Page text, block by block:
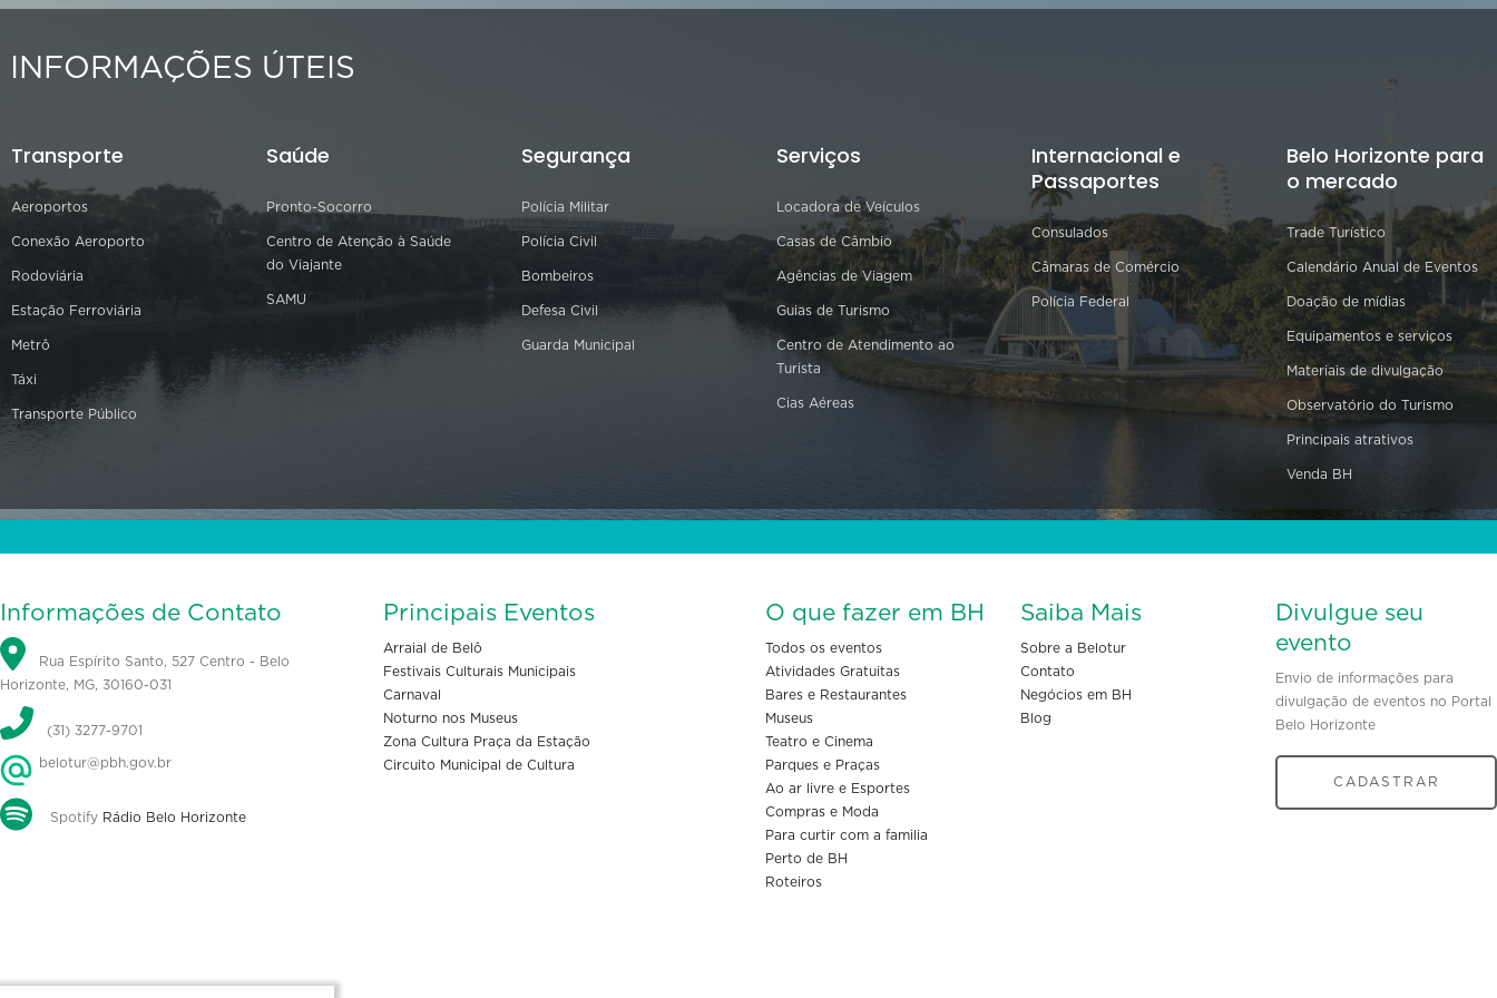
INFORMAÇÕES ÚTEIS
Transporte
Aeroportos
Conexão Aeroporto
Rodoviária
Estação Ferroviária
Metrô
Táxi
Transporte Público
Saúde
Pronto-Socorro
Centro de Atenção à Saúde
do Viajante
SAMU
Segurança
Polícia Militar
Polícia Civil
Bombeiros
Defesa Civil
Guarda Municipal
Serviços
Locadora de Veículos
Casas de Câmbio
Agências de Viagem
Guias de Turismo
Centro de Atendimento ao
Turista
Cias Aéreas
Internacional e
Passaportes
Consulados
Câmaras de Comércio
Polícia Federal
Belo Horizonte para
o mercado
Trade Turístico
Calendário Anual de Eventos
Doação de mídias
Equipamentos e serviços
Materiais de divulgação
Observatório do Turismo
Principais atrativos
Venda BH
Informações de Contato
Rua Espírito Santo, 527 Centro - Belo
Horizonte, MG, 30160-031
(31) 3277-9701
belotur@pbh.gov.br
Spotify Rádio Belo Horizonte
Principais Eventos
Arraial de Belô
Festivais Culturais Municipais
Carnaval
Noturno nos Museus
Zona Cultura Praça da Estação
Circuito Municipal de Cultura
O que fazer em BH
Todos os eventos
Atividades Gratuitas
Bares e Restaurantes
Museus
Teatro e Cinema
Parques e Praças
Ao ar livre e Esportes
Compras e Moda
Para curtir com a familia
Perto de BH
Roteiros
Saiba Mais
Sobre a Belotur
Contato
Negócios em BH
Blog
Divulgue seu
evento
Envio de informações para
divulgação de eventos no Portal
Belo Horizonte
CADASTRAR